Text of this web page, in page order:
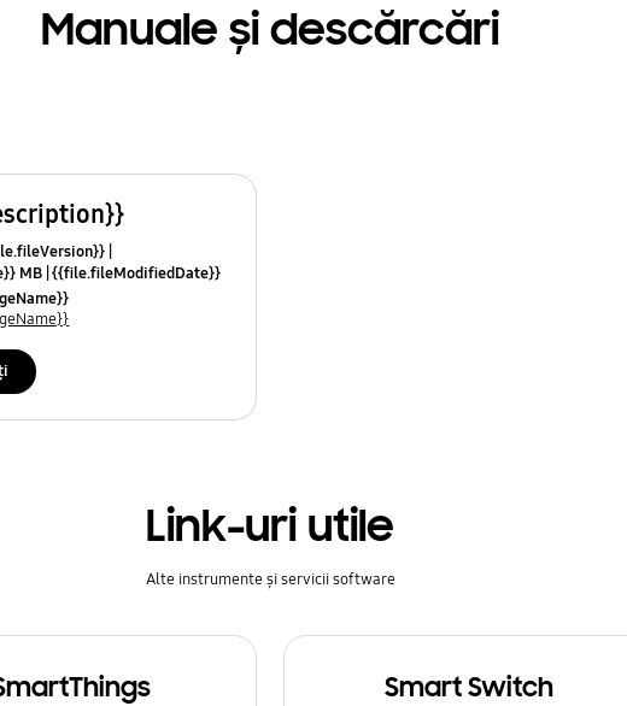
Manuale și descărcări
MB {{file.fileModifiedDate}}
Link-uri utile
Alte instrumente și servicii software
Smart Switch